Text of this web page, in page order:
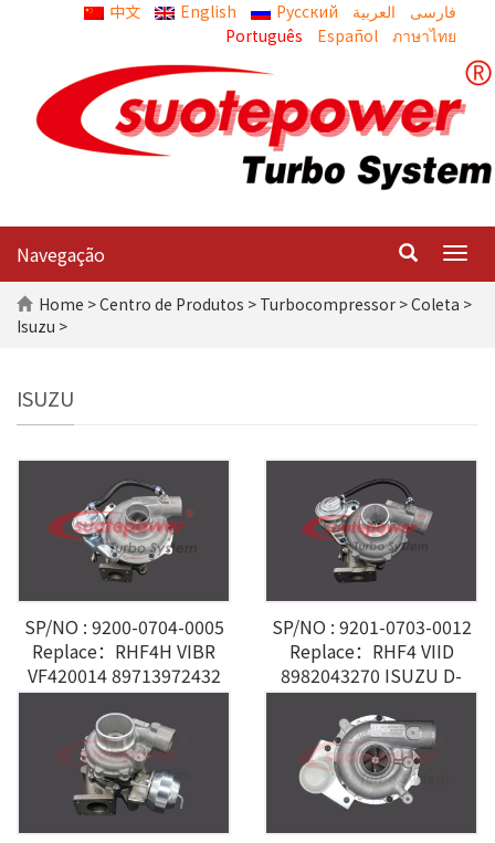
中文 English Русский العربية
Português
Español ภาษาไทย
Navegação
Home >Centro de Produtos > Turbocompressor >Coleta >
Isuzu >
ISUZU
SP/NO : 9200-0704-0005
Replace：RHF4H VIBR
VF420014 89713972432
ISUZU 4JB1T 2.8L
SP/NO : 9201-0703-0012
Replace：RHF4 VIID
8982043270 ISUZU D-
MAX 4JJ1 3.0L